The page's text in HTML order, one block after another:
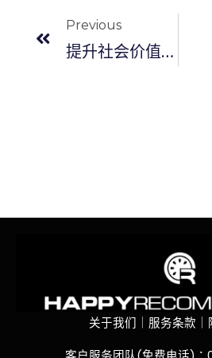
Previous
提升社会价值，注重员工与顾客福祉
关于我们｜服务条款｜